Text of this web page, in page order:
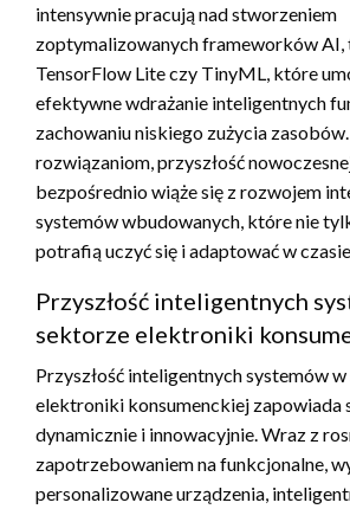
intensywnie pracują nad stworzeniem
zoptymalizowanych frameworków AI,
TensorFlow Lite czy TinyML, które
efektywne wdrażanie inteligentnych
zachowaniu niskiego zużycia
rozwiązaniom, przyszłość
bezpośrednio wiąże się z rozwojem
systemów wbudowanych, które nie
potrafią uczyć się i adaptować w
Przyszłość inteligentnych
sektorze elektroniki
Przyszłość inteligentnych systemów
elektroniki konsumenckiej zapowiada
dynamicznie i innowacyjnie. Wraz z
zapotrzebowaniem na funkcjonalne,
personalizowane urządzenia,